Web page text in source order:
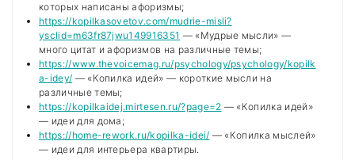
которых написаны афоризмы;
https://kopilkasovetov.com/mudrie-misli?
ysclid=m63fr87jwu149916351 — «Мудрые мысли» —
много цитат и афоризмов на различные темы;
https://www.thevoicemag.ru/psychology/psychology/kopilk
a-idey/ — «Копилка идей» — короткие мысли на
различные темы;
https://kopilkaidej.mirtesen.ru/?page=2 — «Копилка идей»
— идеи для дома;
https://home-rework.ru/kopilka-idei/ — «Копилка мыслей»
— идеи для интерьера квартиры.